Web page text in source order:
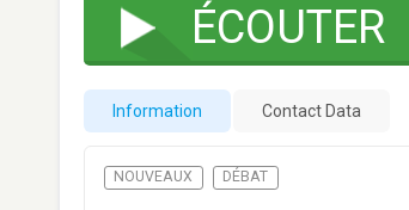
ÉCOUTER
Information Contact Data
NOUVEAUX DÉBAT